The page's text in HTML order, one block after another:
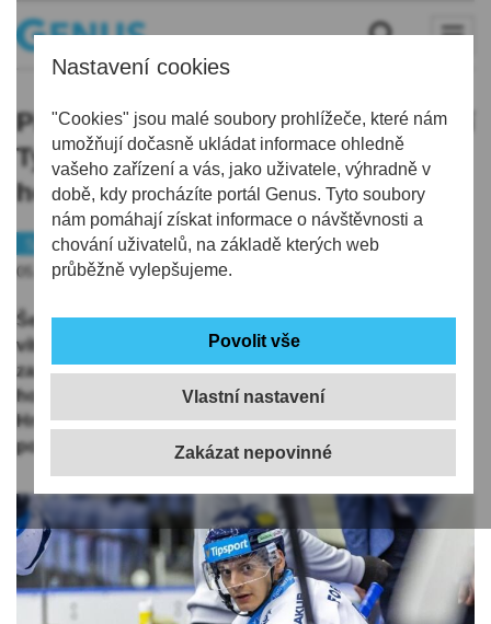
Nastavení cookies
"Cookies" jsou malé soubory prohlížeče, které nám
umožňují dočasně ukládat informace ohledně
vašeho zařízení a vás, jako uživatele, výhradně v
době, kdy procházíte portál Genus. Tyto soubory
nám pomáhají získat informace o návštěvnosti a
chování uživatelů, na základě kterých web
průběžně vylepšujeme.
Vlastní nastavení
Příští zastávka – Hradec Králové. Bílí
Tygři pokračují v bojích na
hostujícím ledě
Hokej
Sport
05.10.2025 | 7:23
Šelmy nastartovaly sérii pěti venkovních zápasů
vítězně, když porazily olomoucké Kohouty a navíc
zaznamenaly první nulu sezóny. Tentokrát na
hostujícím ledě vyzvou východočeský Mountfield
Hradec Králové. Duel těchto dvou rivalů má vždy
pořádný náboj. Úvodní buly padne už v neděli v 16:00!